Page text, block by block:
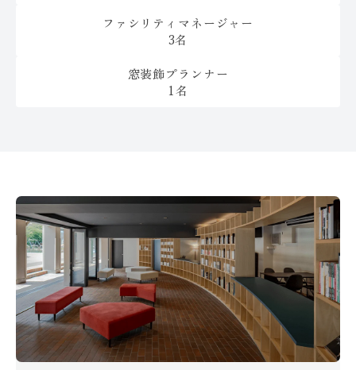
ファシリティマネージャー
3名
窓装飾プランナー
1名